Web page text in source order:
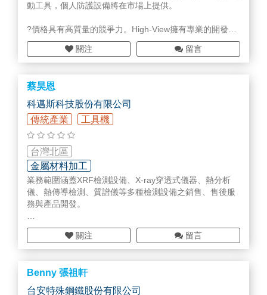
動工具，個人防護設備將在市場上提供。
?價格具有高質量的競爭力。High-View擁有專業的開發團
隊，如果您需要創新或定制的產品，我們是您的最佳合作
夥伴。
◾ 冷卻系統
◾ 排氣系統
◾ 燃油系統
◾ 車身及內視
◾ 扭力工具
◾ 一般維修
◾ 機殼
◾ 檢查工具
關注 留言
蔡昊恩
科邁斯科技股份有限公司
傳統產業
工具機
台灣北區
金屬材料加工
業務範圍涵蓋XRF檢測設備、X-ray穿透式儀器、熱分析
儀、熱傳導檢測、質譜儀等多種檢測設備之銷售、售後服
務與產品開發。
?X射線螢光分析儀
-桌上型XRF元素分析儀
-手持式XRF元素分析儀
-線上監控XRF元素分析儀
?X射線穿透影像系統
-2D X光影像系統
關注 留言
Benny 張祖軒
台安特殊鋼鐵股份有限公司